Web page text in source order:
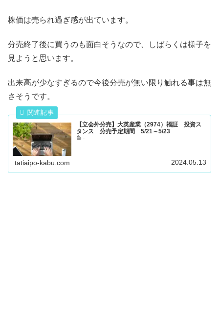
株価は売られ過ぎ感が出ています。
分売終了後に買うのも面白そうなので、しばらくは様子を
見ようと思います。
出来高が少なすぎるので今後分売が無い限り触れる事は無
さそうです。
【立会外分売】大英産業（2974）福証 投資ス
タンス 分売予定期間 5/21～5/23
当...
tatiaipo-kabu.com 2024.05.13